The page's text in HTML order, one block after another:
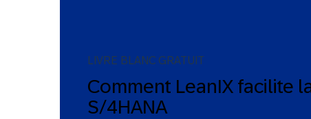
LIVRE BLANC GRATUIT
Comment LeanIX facilite
S/4HANA